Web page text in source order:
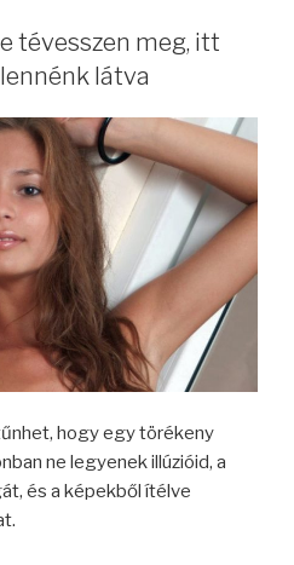
tévesszen meg, itt
látva
hogy egy törékeny
ne legyenek illúzióid, a
és a képekből ítélve